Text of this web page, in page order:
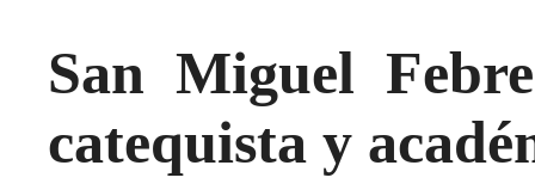
San Miguel
catequista y